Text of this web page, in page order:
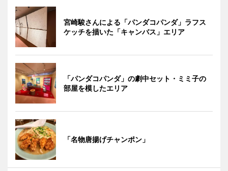
宮崎駿さんによる「パンダコパンダ」ラフス
ケッチを描いた「キャンバス」エリア
「パンダコパンダ」の劇中セット・ミミ子の
部屋を模したエリア
「名物唐揚げチャンポン」